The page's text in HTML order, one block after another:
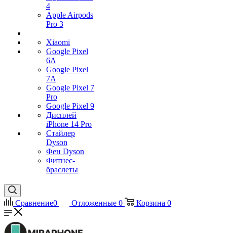
4
Apple Airpods
Pro 3
Xiaomi
Google Pixel
6A
Google Pixel
7А
Google Pixel 7
Pro
Google Pixel 9
Дисплей
iPhone 14 Pro
Стайлер
Dyson
Фен Dyson
Фитнес-
браслеты
Сравнение0 Отложенные 0 Корзина 0